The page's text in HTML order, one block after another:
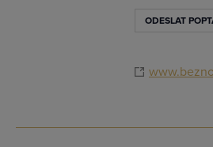
ODESLAT